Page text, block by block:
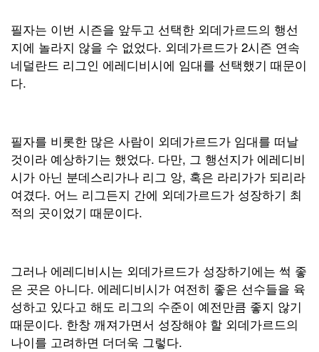
필자는 이번 시즌을 앞두고 선택한 외데가르드의 행선
지에 놀라지 않을 수 없었다. 외데가르드가 2시즌 연속
네덜란드 리그인 에레디비시에 임대를 선택했기 때문이
다.
필자를 비롯한 많은 사람이 외데가르드가 임대를 떠날
것이라 예상하기는 했었다. 다만, 그 행선지가 에레디비
시가 아닌 분데스리가나 리그 앙, 혹은 라리가가 되리라
여겼다. 어느 리그든지 간에 외데가르드가 성장하기 최
적의 곳이었기 때문이다.
그러나 에레디비시는 외데가르드가 성장하기에는 썩 좋
은 곳은 아니다. 에레디비시가 여전히 좋은 선수들을 육
성하고 있다고 해도 리그의 수준이 예전만큼 좋지 않기
때문이다. 한창 깨져가면서 성장해야 할 외데가르드의
나이를 고려하면 더더욱 그렇다.